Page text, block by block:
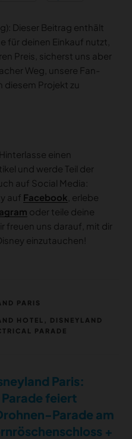
Dieser Beitrag enthält
für deinen Einkauf nutzt,
Preis, sicherst uns aber
Weg, unsere Fan-
diesem Projekt zu
einen
und werde Teil der
auf Social Media:
auf Facebook , erlebe
oder teile deine
freuen uns darauf, mit dir
einzutauchen!
PARIS
HOTEL
DISNEYLAND
PARADE
Paris:
feiert
Parade am
+